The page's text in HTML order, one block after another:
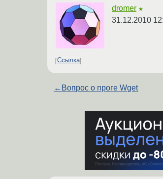
dromer ★
31.12.2010
Ссылка
← Вопрос о проге Wget